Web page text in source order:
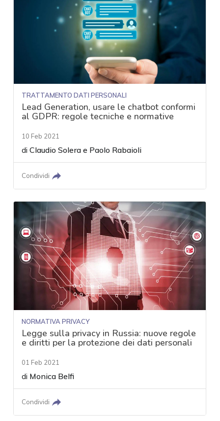
TRATTAMENTO DATI PERSONALI
Lead Generation, usare le chatbot conformi
al GDPR: regole tecniche e normative
10 Feb 2021
diClaudio Solera e Paolo Rabaioli
Condividi
NORMATIVA PRIVACY
Legge sulla privacy in Russia: nuove regole
e diritti per la protezione dei dati personali
01 Feb 2021
di Monica Belfi
Condividi